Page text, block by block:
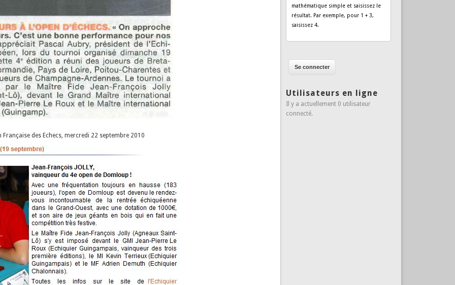
Française des Echecs, mercredi 22 septembre 2010
mathématique simple et saisissez le
résultat. Par exemple, pour 1 + 3,
saisissez 4.
Utilisateurs en ligne
Il y a actuellement 0 utilisateur
connecté.